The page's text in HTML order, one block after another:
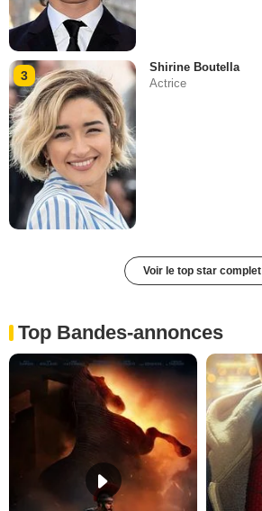
3
Shirine Boutella
Actrice
Voir le top star complet
Top Bandes-annonces